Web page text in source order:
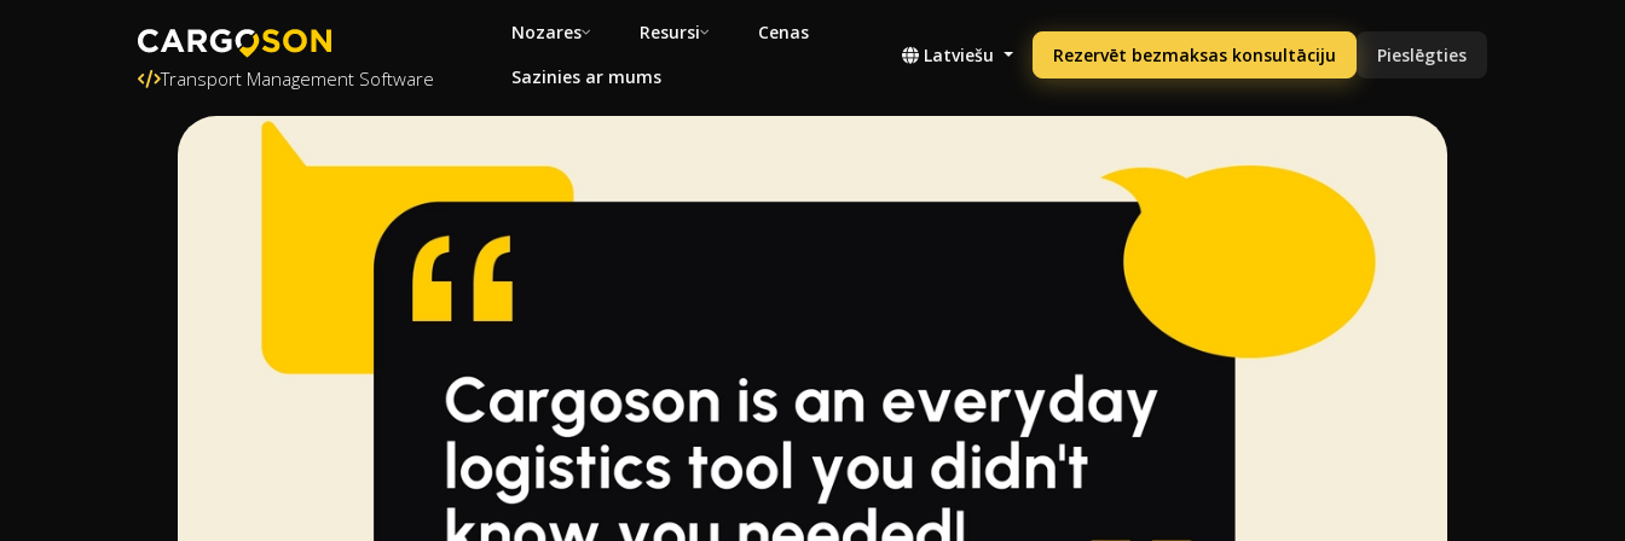
Transport Management Software
Nozares Resursi
Cenas
Sazinies ar mums
Latviešu Rezervēt bezmaksas konsultāciju Pieslēgties